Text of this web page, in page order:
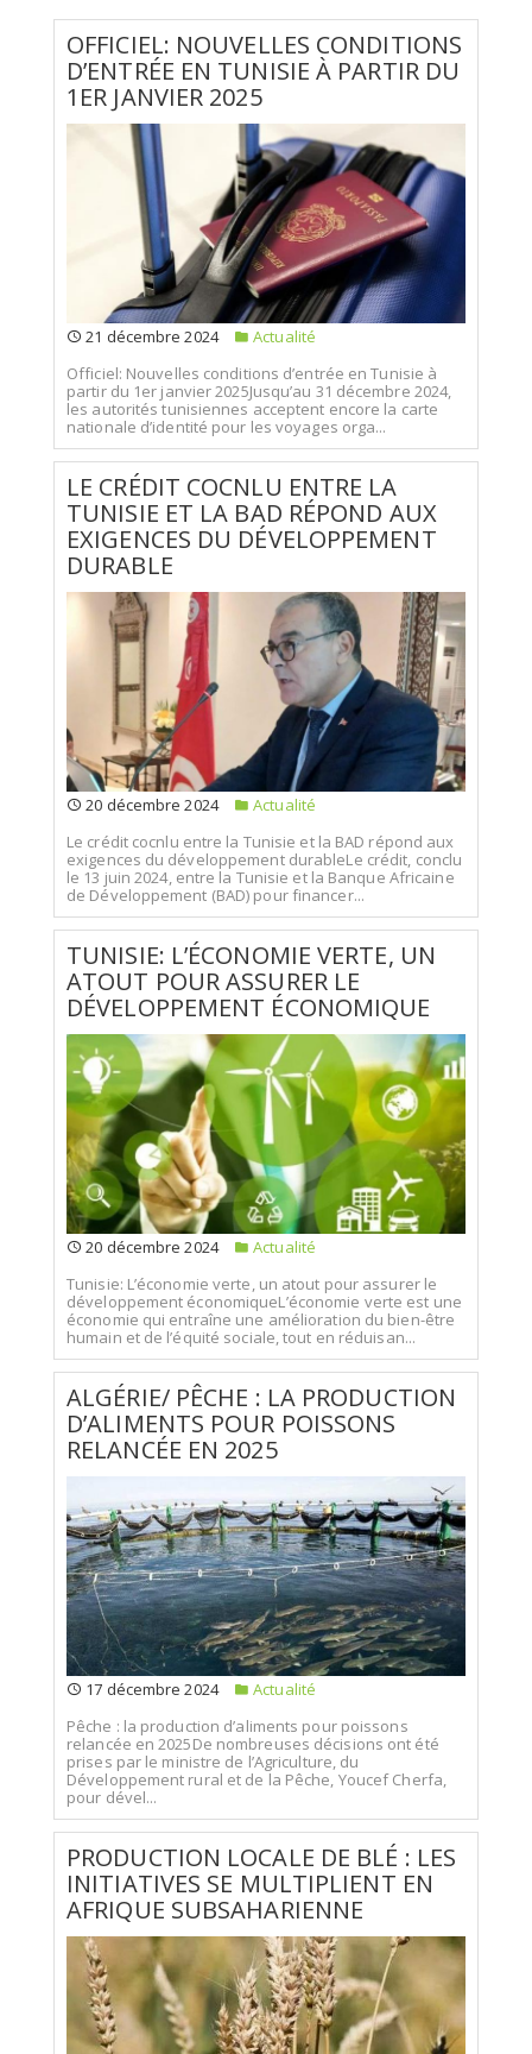
OFFICIEL: NOUVELLES CONDITIONS
D’ENTRÉE EN TUNISIE À PARTIR DU
1ER JANVIER 2025
21 décembre 2024
Actualité
Officiel: Nouvelles conditions d’entrée en Tunisie à
partir du 1er janvier 2025Jusqu’au 31 décembre 2024,
les autorités tunisiennes acceptent encore la carte
nationale d’identité pour les voyages orga...
LE CRÉDIT COCNLU ENTRE LA
TUNISIE ET LA BAD RÉPOND AUX
EXIGENCES DU DÉVELOPPEMENT
DURABLE
20 décembre 2024
Actualité
Le crédit cocnlu entre la Tunisie et la BAD répond aux
exigences du développement durableLe crédit, conclu
le 13 juin 2024, entre la Tunisie et la Banque Africaine
de Développement (BAD) pour financer...
TUNISIE: L’ÉCONOMIE VERTE, UN
ATOUT POUR ASSURER LE
DÉVELOPPEMENT ÉCONOMIQUE
20 décembre 2024
Actualité
Tunisie: L’économie verte, un atout pour assurer le
développement économiqueL’économie verte est une
économie qui entraîne une amélioration du bien-être
humain et de l’équité sociale, tout en réduisan...
ALGÉRIE/ PÊCHE : LA PRODUCTION
D’ALIMENTS POUR POISSONS
RELANCÉE EN 2025
17 décembre 2024
Actualité
Pêche : la production d’aliments pour poissons
relancée en 2025De nombreuses décisions ont été
prises par le ministre de l’Agriculture, du
Développement rural et de la Pêche, Youcef Cherfa,
pour dével...
PRODUCTION LOCALE DE BLÉ : LES
INITIATIVES SE MULTIPLIENT EN
AFRIQUE SUBSAHARIENNE